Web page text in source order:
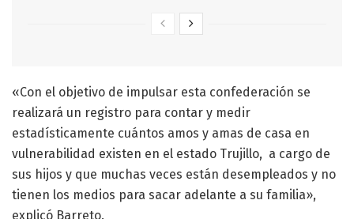
«Con el objetivo de impulsar esta confederación se
realizará un registro para contar y medir
estadísticamente cuántos amos y amas de casa en
vulnerabilidad existen en el estado Trujillo, a cargo de
sus hijos y que muchas veces están desempleados y no
tienen los medios para sacar adelante a su familia»,
explicó Barreto.